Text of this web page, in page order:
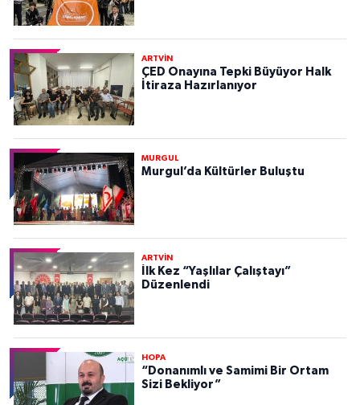
ARTVİN
ÇED Onayına Tepki Büyüyor Halk
İtiraza Hazırlanıyor
MURGUL
Murgul’da Kültürler Buluştu
ARTVİN
İlk Kez “Yaşlılar Çalıştayı”
Düzenlendi
HOPA
“Donanımlı ve Samimi Bir Ortam
Sizi Bekliyor”